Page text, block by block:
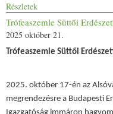
Részletek
Trófeaszemle Süttői
2025 október 21.
Trófeaszemle Süttői
2025. október 17-én az
megrendezésre a Budapesti